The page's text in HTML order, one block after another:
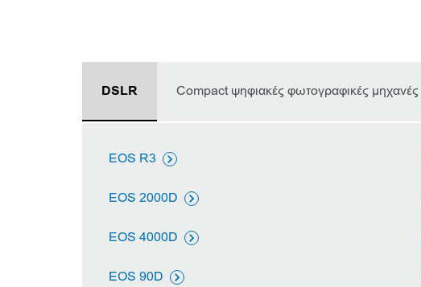
DSLR
EOS R3 
EOS 2000D 
EOS 4000D 
EOS 90D 
Compact ψηφιακές φωτογραφικές μηχανές